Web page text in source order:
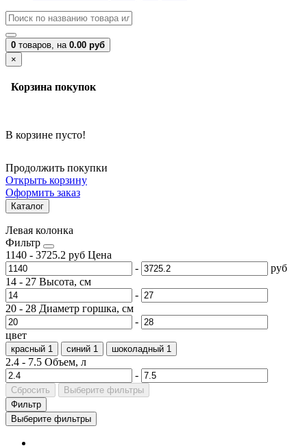
0 товаров, на 0.00 руб
×
Корзина покупок
В корзине пусто!
Продолжить покупки
Открыть корзину
Оформить заказ
Каталог
Левая колонка
Фильтр
1140 - 3725.2 руб Цена
-
руб
14 - 27 Высота, см
-
20 - 28 Диаметр горшка, см
-
цвет
красный 1 синий 1 шоколадный 1
2.4 - 7.5 Объем, л
-
Сбросить
Выберите фильтры
Фильтр
Выберите фильтры